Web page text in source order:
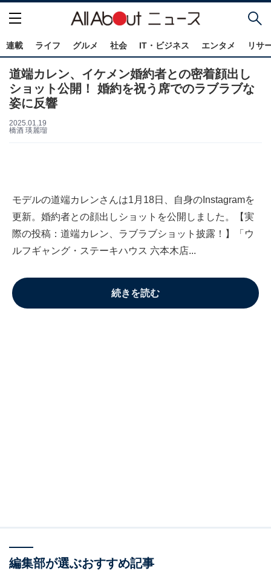
連載 ライフ グルメ 社会 IT・ビジネス エンタメ リサ
道端カレン、イケメン婚約者との密着顔出し
ショット公開！ 婚約を祝う席でのラブラブな
姿に反響
2025.01.19
橋酒 瑛麗瑠
モデルの道端カレンさんは1月18日、自身のInstagramを
更新。婚約者との顔出しショットを公開しました。【実
際の投稿：道端カレン、ラブラブショット披露！】「ウ
ルフギャング・ステーキハウス 六本木店...
続きを読む
編集部が選ぶおすすめ記事